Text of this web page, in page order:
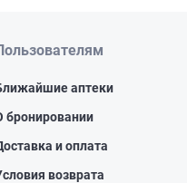
аптеки
бронировании
и оплата
возврата